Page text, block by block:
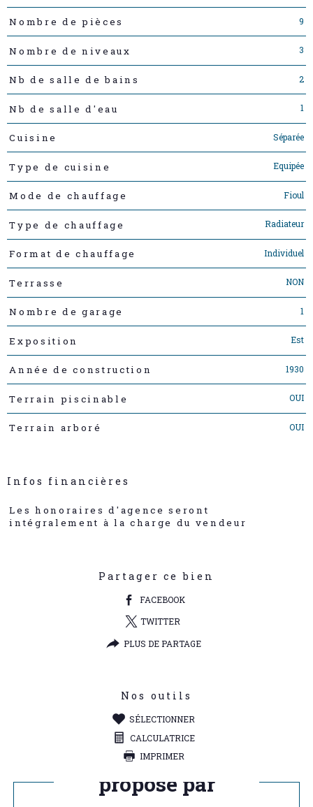
Nombre de pièces 9
Nombre de niveaux 3
Nb de salle de bains 2
Nb de salle d'eau 1
Cuisine Séparée
Type de cuisine Equipée
Mode de chauffage Fioul
Type de chauffage Radiateur
Format de chauffage Individuel
Terrasse NON
Nombre de garage 1
Exposition Est
Année de construction 1930
Terrain piscinable OUI
Terrain arboré OUI
Infos financières
Caractéristiques Valeurs
Les honoraires d'agence seront
intégralement à la charge du vendeur
Partager ce bien
FACEBOOK
TWITTER
PLUS DE PARTAGE
Nos outils
SÉLECTIONNER
CALCULATRICE
IMPRIMER
Ce bien vous est
proposé par